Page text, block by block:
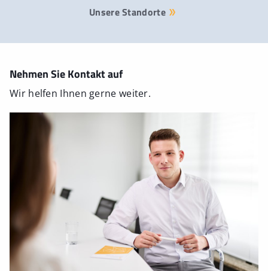
Unsere Standorte
Nehmen Sie Kontakt auf
Wir helfen Ihnen gerne weiter.